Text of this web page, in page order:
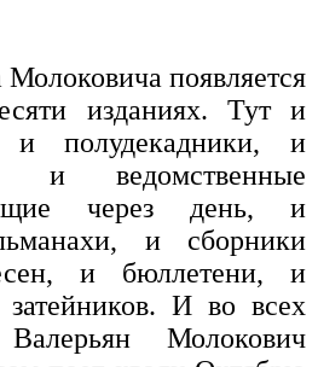
появляется
изданиях. Тут и
и полудекадники, и
и ведомственные
через день, и
и сборники
и бюллетени, и
затейников. И во всех
Молокович